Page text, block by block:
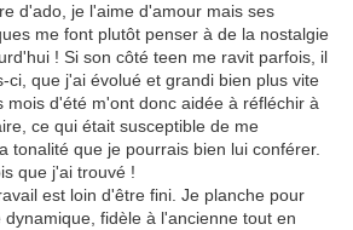
d'ado, je l'aime d'amour mais ses
me font plutôt penser à de la nostalgie
! Si son côté teen me ravit parfois, il
ci, que j'ai évolué et grandi bien plus vite
mois d'été m'ont donc aidée à réfléchir à
ce qui était susceptible de me
tonalité que je pourrais bien lui conférer.
que j'ai trouvé !
est loin d'être fini. Je planche pour
fidèle à l'ancienne tout en